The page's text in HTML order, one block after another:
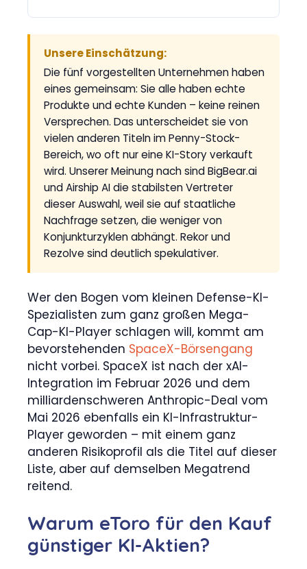
Unsere Einschätzung:
Die fünf vorgestellten Unternehmen haben
eines gemeinsam: Sie alle haben echte
Produkte und echte Kunden – keine reinen
Versprechen. Das unterscheidet sie von
vielen anderen Titeln im Penny-Stock-
Bereich, wo oft nur eine KI-Story verkauft
wird. Unserer Meinung nach sind BigBear.ai
und Airship AI die stabilsten Vertreter
dieser Auswahl, weil sie auf staatliche
Nachfrage setzen, die weniger von
Konjunkturzyklen abhängt. Rekor und
Rezolve sind deutlich spekulativer.
Wer den Bogen vom kleinen Defense-KI-
Spezialisten zum ganz großen Mega-
Cap-KI-Player schlagen will, kommt am
bevorstehenden SpaceX-Börsengang
nicht vorbei. SpaceX ist nach der xAI-
Integration im Februar 2026 und dem
milliardenschweren Anthropic-Deal vom
Mai 2026 ebenfalls ein KI-Infrastruktur-
Player geworden – mit einem ganz
anderen Risikoprofil als die Titel auf dieser
Liste, aber auf demselben Megatrend
reitend.
Warum eToro für den Kauf
günstiger KI-Aktien?